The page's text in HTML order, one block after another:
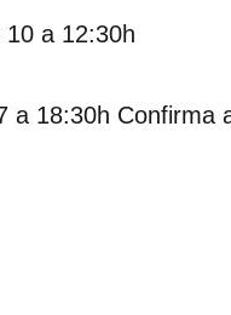
a 12:30h
a 18:30h Confirma